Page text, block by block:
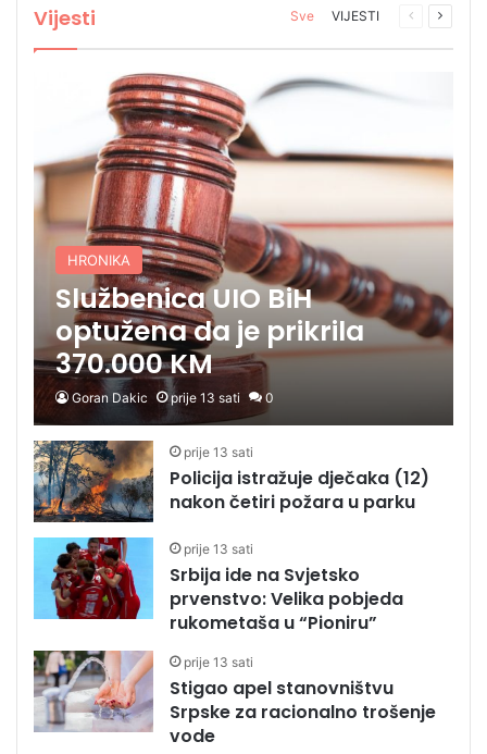
Vijesti Sve VIJESTI
Prethodna
HRONIKA
Službenica UIO BiH
optužena da je prikrila
370.000 KM
Goran Dakic prije 13 sati 0
prije 13 sati
Policija istražuje dječaka (12)
nakon četiri požara u parku
prije 13 sati
Srbija ide na Svjetsko
prvenstvo: Velika pobjeda
rukometaša u “Pioniru”
prije 13 sati
Stigao apel stanovništvu
Srpske za racionalno trošenje
vode